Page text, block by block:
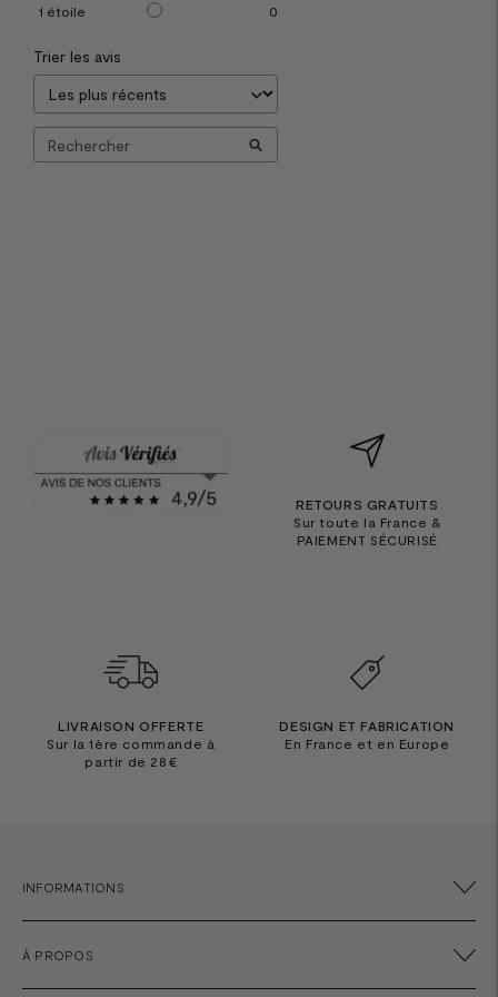
1 étoile 0
Trier les avis
RETOURS GRATUITS
Sur toute la France &
PAIEMENT SÉCURISÉ
LIVRAISON OFFERTE
Sur la 1ère commande à
partir de 28€
DESIGN ET FABRICATION
En France et en Europe
INFORMATIONS
À PROPOS